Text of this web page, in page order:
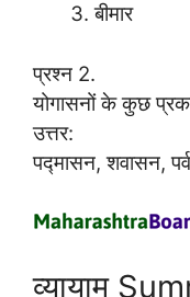
बीमार
प्रश्न 2.
योगासनों के कुछ
उत्तर:
पद्मासन, शवासन,
व्यायाम